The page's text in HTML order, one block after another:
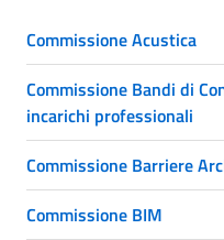
Commissione Acustica
Commissione Bandi di
incarichi professionali
Commissione Barriere
Commissione BIM